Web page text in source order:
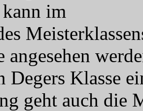
im
angesehen
Klasse
geht auch die